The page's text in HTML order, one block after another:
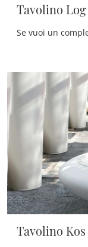
Tavolino Log
Tavolino Kos